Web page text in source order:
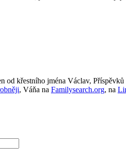
od křestního jména Václav, Příspěvků
, Váňa na Familysearch.org, na